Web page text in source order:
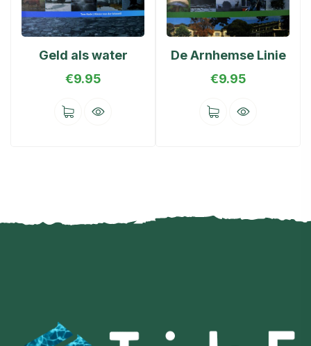
Geld als water
€9.95
De Arnhemse Linie
€9.95